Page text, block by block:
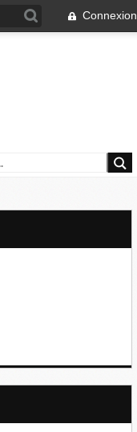
Connexion